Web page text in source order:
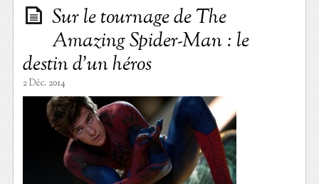
Sur le tournage de The
Amazing Spider-Man : le
destin d’un héros
2 Déc. 2014